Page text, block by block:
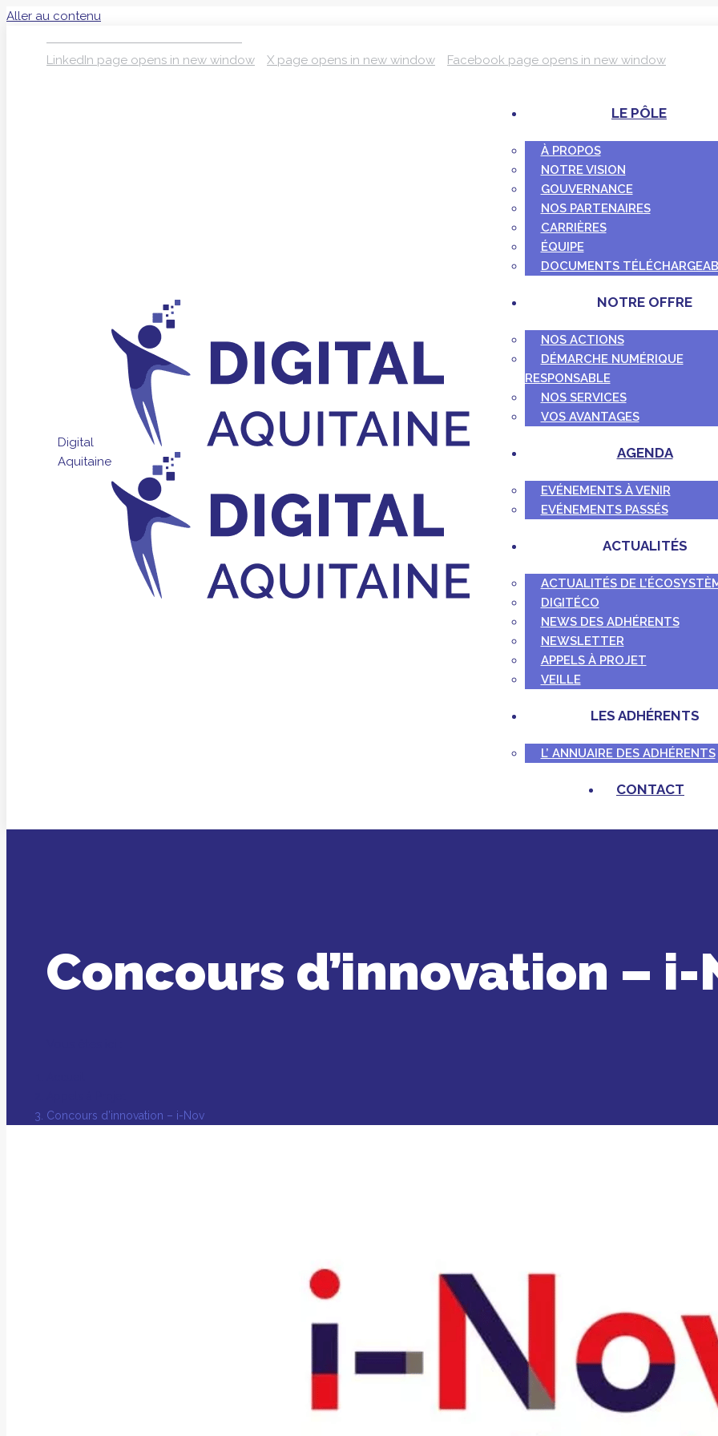
Aller au contenu
LinkedIn page opens in new window X page opens in new window Facebook page opens in new window
Digital
Aquitaine
LE PÔLE
À PROPOS
NOTRE VISION
GOUVERNANCE
NOS PARTENAIRES
CARRIÈRES
ÉQUIPE
DOCUMENTS
NOTRE OFFRE
NOS ACTIONS
DÉMARCHE NUMÉRIQUE
RESPONSABLE
NOS SERVICES
VOS AVANTAGES
AGENDA
EVÉNEMENTS À VENIR
EVÉNEMENTS PASSÉS
ACTUALITÉS
ACTUALITÉS DE
DIGITÉCO
NEWS DES ADHÉRENTS
NEWSLETTER
APPELS À PROJET
VEILLE
LES ADHÉRENTS
L’ ANNUAIRE DES ADHÉRENTS
CONTACT
Concours d’innovation – i-
Concours d’innovation – i-Nov